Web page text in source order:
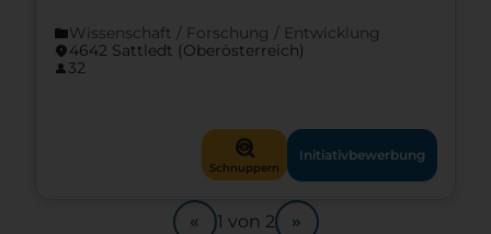
folderWissenschaft / Forschung / Entwicklung
location_on4642 Sattledt (Ober­österreich)
person32
mystery
Schnuppern
Initiativbewerbung
« 1 von 2 »